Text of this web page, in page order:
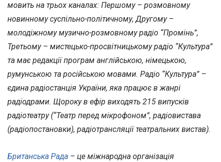
мовить на трьох каналах: Першому – розмовному
новинному суспільно-політичному, Другому –
молодіжному музично-розмовному радіо “Промінь”,
Третьому – мистецько-просвітницькому радіо “Культура”
та має редакції програм англійською, німецькою,
румунською та російською мовами. Радіо “Культура” –
єдина радіостанція України, яка працює в жанрі
радіодрами. Щороку в ефір виходять 215 випусків
радіотеатру (“Театр перед мікрофоном”, радіовистава
(радіопостановки), радіотрансляції театральних вистав).
Британська Рада – це міжнародна організація